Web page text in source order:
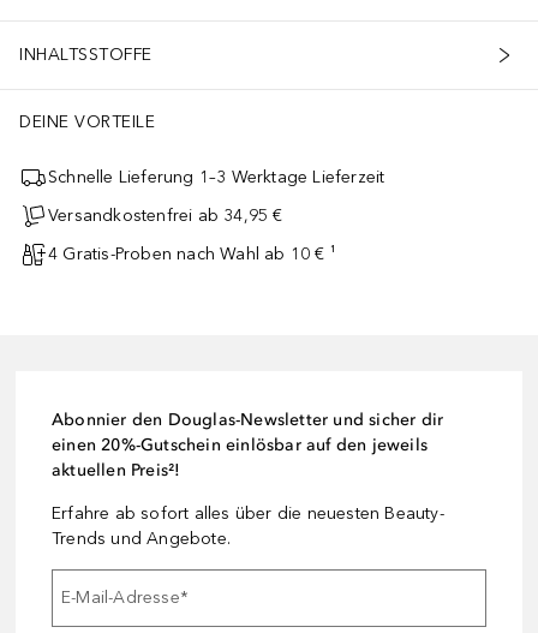
INHALTSSTOFFE
DEINE VORTEILE
Schnelle Lieferung 1–3 Werktage Lieferzeit
Versandkostenfrei ab 34,95 €
4 Gratis-Proben nach Wahl ab 10 € ¹
Abonnier den Douglas-Newsletter und sicher dir
einen 20%-Gutschein einlösbar auf den jeweils
aktuellen Preis²!
Erfahre ab sofort alles über die neuesten Beauty-
Trends und Angebote.
E-Mail-Adresse*